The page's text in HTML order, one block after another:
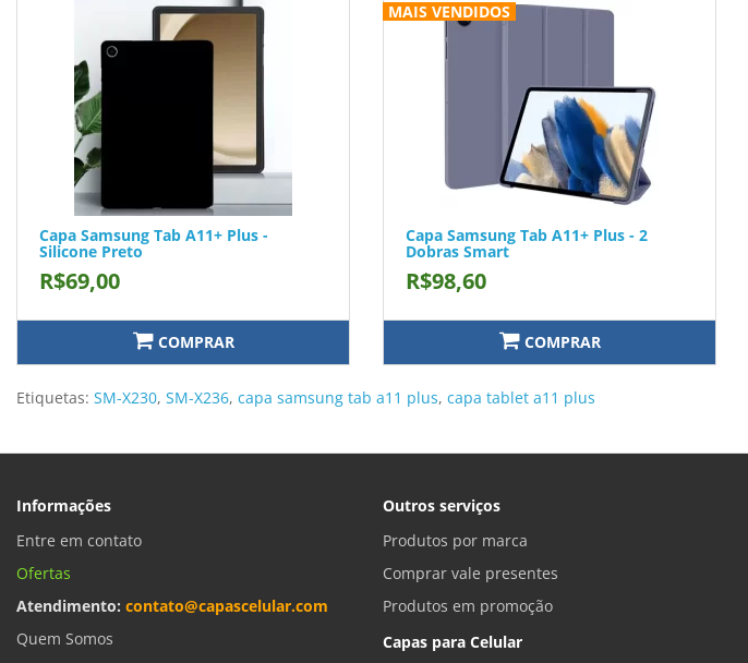
Capa Samsung Tab A11+ Plus -
Silicone Preto
R$69,00
COMPRAR
MAIS VENDIDOS
MAIS VENDIDOS
Capa Samsung Tab A11+ Plus - 2
Dobras Smart
R$98,60
COMPRAR
Etiquetas: SM-X230, SM-X236, capa samsung tab a11 plus, capa tablet a11 plus
Informações
Entre em contato
Ofertas
Atendimento: contato@capascelular.com
Quem Somos
Outros serviços
Produtos por marca
Comprar vale presentes
Produtos em promoção
Capas para Celular